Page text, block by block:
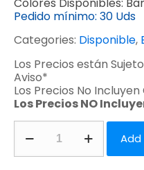
Pedido mínimo: 30 Uds
Categories: Disponible,
Los Precios están
Aviso*
Los Precios No
Los Precios NO